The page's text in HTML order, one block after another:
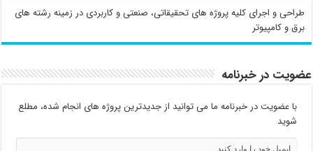
طراحی و اجرای کلیه پروژه های تحقیقاتی، صنعتی و کاربردی در زمینه رشته های
برق و کامپیوتر
عضویت در خبرنامه
با عضویت در خبرنامه ما می توانید از جدیدترین پروژه های انجام شده، مطلع
شوید